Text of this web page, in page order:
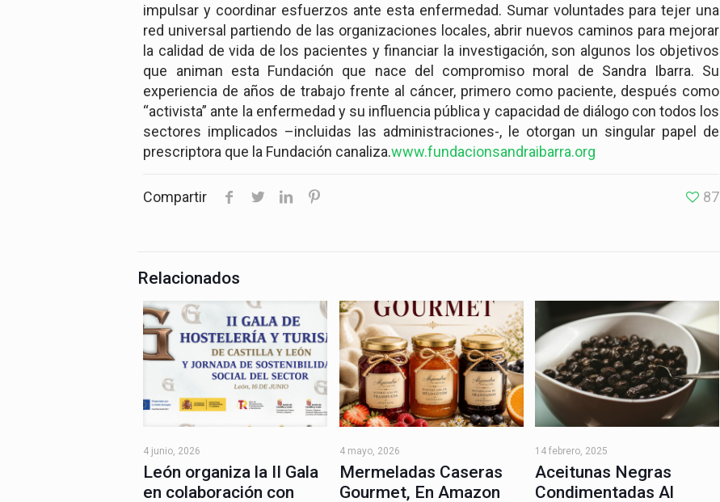
impulsar y coordinar esfuerzos ante esta enfermedad. Sumar voluntades para tejer una
red universal partiendo de las organizaciones locales, abrir nuevos caminos para mejorar
la calidad de vida de los pacientes y financiar la investigación, son algunos los objetivos
que animan esta Fundación que nace del compromiso moral de Sandra Ibarra. Su
experiencia de años de trabajo frente al cáncer, primero como paciente, después como
“activista” ante la enfermedad y su influencia pública y capacidad de diálogo con todos los
sectores implicados –incluidas las administraciones-, le otorgan un singular papel de
prescriptora que la Fundación canaliza.www.fundacionsandraibarra.org
Compartir 87
Relacionados
4 junio, 2026
León organiza la II Gala
en colaboración con
4 mayo, 2026
Mermeladas Caseras
Gourmet, En Amazon
14 febrero, 2025
Aceitunas Negras
Condimentadas Al